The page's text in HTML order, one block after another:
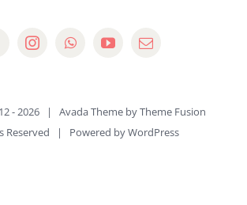
-2026 | Avada Theme byTheme Fusion
Reserved | Powered byWordPress